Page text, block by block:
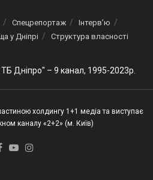
Спецрепортаж
Інтерв’ю
у Дніпрі Структура власності
Дніпро" – 9 канал, 1995-2023р.
холдингу 1+1 медіа та виступає
каналу «2+2» (м. Київ)